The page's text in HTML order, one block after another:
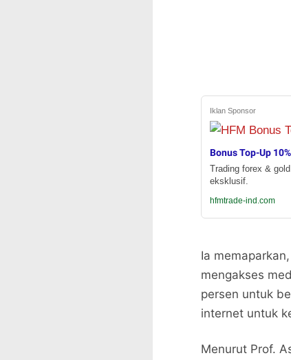
Iklan Sponsor
Bonus Top-Up
Trading forex &
eksklusif.
hfmtrade-ind.com
Ia
mengakses
persen untuk
internet untuk
Menurut Prof.